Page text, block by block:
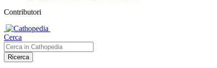
Contributori
Cerca
Ricerca